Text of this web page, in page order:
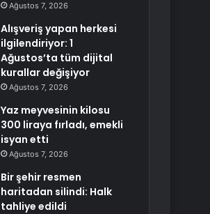
Ağustos 7, 2026
Alışveriş yapan herkesi
ilgilendiriyor: 1
Ağustos’ta tüm dijital
kurallar değişiyor
Ağustos 7, 2026
Yaz meyvesinin kilosu
300 liraya fırladı, emekli
isyan etti
Ağustos 7, 2026
Bir şehir resmen
haritadan silindi: Halk
tahliye edildi